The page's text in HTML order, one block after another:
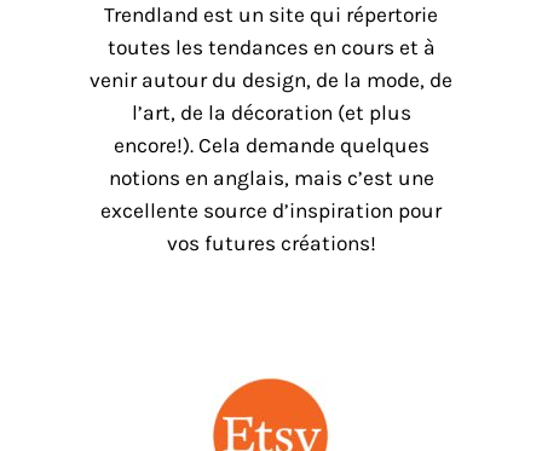
Trendland est un site qui répertorie
toutes les tendances en cours et à
venir autour du design, de la mode, de
l’art, de la décoration (et plus
encore!). Cela demande quelques
notions en anglais, mais c’est une
excellente source d’inspiration pour
vos futures créations!